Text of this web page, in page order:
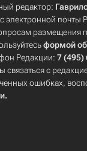
редактор:
электронной почты
размещения
формой
Редакции:7 (495)
связаться с
ошибках,
.